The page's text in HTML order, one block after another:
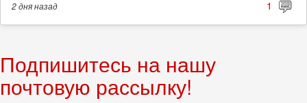
2 дняназад 1
Подпишитесь на нашу
почтовую рассылку!